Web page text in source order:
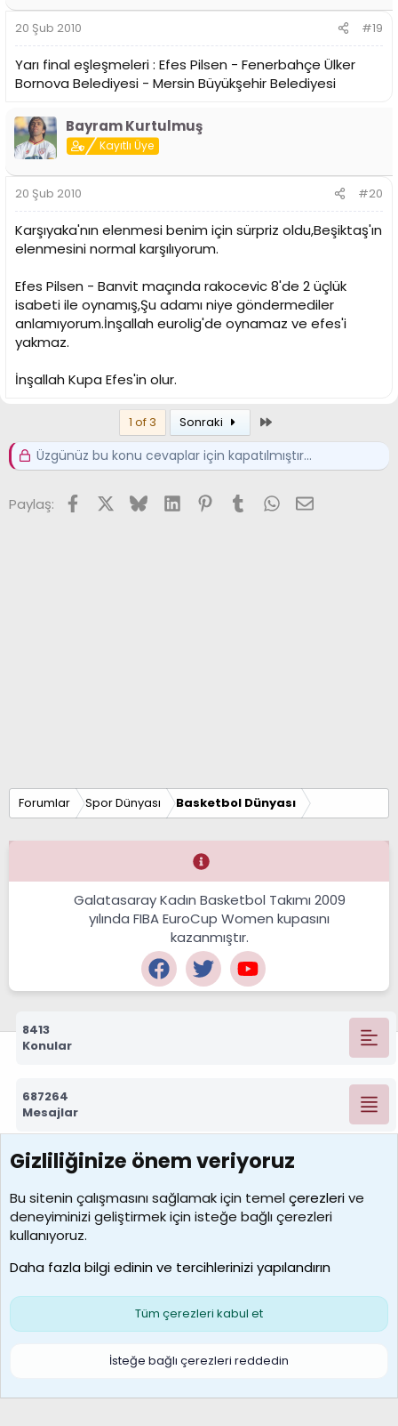
20 Şub 2010 #19
Yarı final eşleşmeleri : Efes Pilsen - Fenerbahçe Ülker
Bornova Belediyesi - Mersin Büyükşehir Belediyesi
Bayram Kurtulmuş
Kayıtlı Üye
20 Şub 2010 #20
Karşıyaka'nın elenmesi benim için sürpriz oldu,Beşiktaş'ın
elenmesini normal karşılıyorum.
Efes Pilsen - Banvit maçında rakocevic 8'de 2 üçlük
isabeti ile oynamış,Şu adamı niye göndermediler
anlamıyorum.İnşallah eurolig'de oynamaz ve efes'i
yakmaz.
İnşallah Kupa Efes'in olur.
1 of 3 Sonraki
Üzgünüz bu konu cevaplar için kapatılmıştır...
Paylaş: FacebookX (Twitter)
BlueskyLinkedInPinterest
TumblrWhatsApp
E-posta
Forumlar Spor Dünyası Basketbol Dünyası
Galatasaray Kadın Basketbol Takımı 2009
yılında FIBA EuroCup Women kupasını
kazanmıştır.
8413
Konular
687264
Mesajlar
7388
Kullanıcılar
borabekirogluu
Son üye
Çerezler
S
Gizliliğinize önem veriyoruz
Bu sitenin çalışmasını sağlamak için temelçerezlerive
deneyiminizi geliştirmek için isteğe bağlı çerezleri
kullanıyoruz.
Daha fazla bilgi edinin ve tercihlerinizi yapılandırın
Tüm çerezleri kabul et
İsteğe bağlı çerezleri reddedin